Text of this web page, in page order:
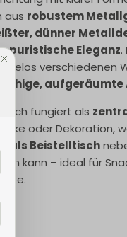
aus robustem
dünner
puristische Eleganz.
verschiedenen
ruhige,
Tisch fungiert als
oder Dekoration,
als Beistelltisch
kann – ideal für